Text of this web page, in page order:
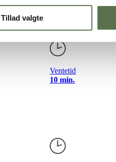
Tillad valgte
Ventetid
10 min.